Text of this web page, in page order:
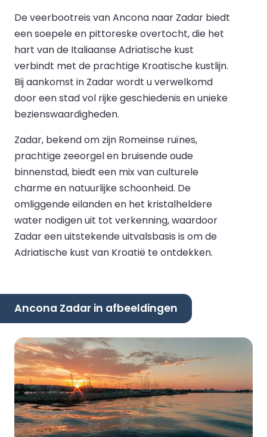
De veerbootreis van Ancona naar Zadar biedt
een soepele en pittoreske overtocht, die het
hart van de Italiaanse Adriatische kust
verbindt met de prachtige Kroatische kustlijn.
Bij aankomst in Zadar wordt u verwelkomd
door een stad vol rijke geschiedenis en unieke
bezienswaardigheden.
Zadar, bekend om zijn Romeinse ruïnes,
prachtige zeeorgel en bruisende oude
binnenstad, biedt een mix van culturele
charme en natuurlijke schoonheid. De
omliggende eilanden en het kristalheldere
water nodigen uit tot verkenning, waardoor
Zadar een uitstekende uitvalsbasis is om de
Adriatische kust van Kroatië te ontdekken.
Ancona Zadar in afbeeldingen